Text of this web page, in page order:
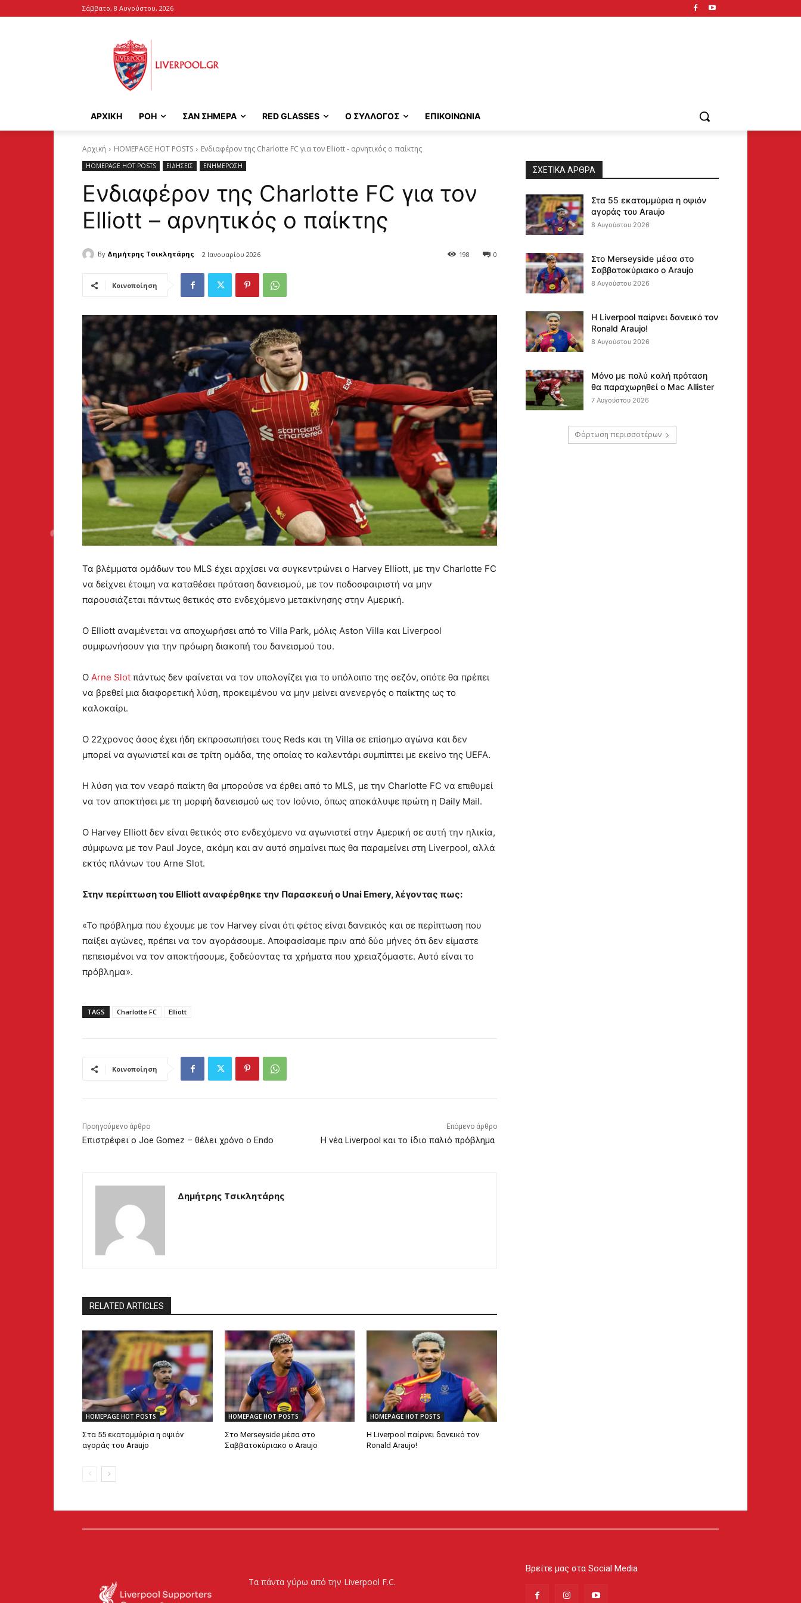
Σάββατο, 8 Αυγούστου, 2026
ΑΡΧΙΚΉ ΡΟΗ ΣΑΝ ΣΗΜΕΡΑ RED GLASSES Ο ΣΥΛΛΟΓΟΣ ΕΠΙΚΟΙΝΩΝΙΑ
Αρχική HOMEPAGE HOT POSTS Ενδιαφέρον της Charlotte FC για τον Elliott - αρνητικός ο παίκτης
HOMEPAGE HOT POSTS ΕΙΔΗΣΕΙΣ ΕΝΗΜΕΡΩΣΗ
Ενδιαφέρον της Charlotte FC για τον
Elliott – αρνητικός ο παίκτης
By Δημήτρης Τσικλητάρης 2 Ιανουαρίου 2026 0
198
Κοινοποίηση
Τα βλέμματα ομάδων του MLS έχει αρχίσει να συγκεντρώνει ο Harvey Elliott, με την Charlotte FC
να δείχνει έτοιμη να καταθέσει πρόταση δανεισμού, με τον ποδοσφαιριστή να μην
παρουσιάζεται πάντως θετικός στο ενδεχόμενο μετακίνησης στην Αμερική.
Ο Elliott αναμένεται να αποχωρήσει από το Villa Park, μόλις Aston Villa και Liverpool
συμφωνήσουν για την πρόωρη διακοπή του δανεισμού του.
Ο Arne Slot πάντως δεν φαίνεται να τον υπολογίζει για το υπόλοιπο της σεζόν, οπότε θα πρέπει
να βρεθεί μια διαφορετική λύση, προκειμένου να μην μείνει ανενεργός ο παίκτης ως το
καλοκαίρι.
Ο 22χρονος άσος έχει ήδη εκπροσωπήσει τους Reds και τη Villa σε επίσημο αγώνα και δεν
μπορεί να αγωνιστεί και σε τρίτη ομάδα, της οποίας το καλεντάρι συμπίπτει με εκείνο της UEFA.
Η λύση για τον νεαρό παίκτη θα μπορούσε να έρθει από το MLS, με την Charlotte FC να επιθυμεί
να τον αποκτήσει με τη μορφή δανεισμού ως τον Ιούνιο, όπως αποκάλυψε πρώτη η Daily Mail.
Ο Harvey Elliott δεν είναι θετικός στο ενδεχόμενο να αγωνιστεί στην Αμερική σε αυτή την ηλικία,
σύμφωνα με τον Paul Joyce, ακόμη και αν αυτό σημαίνει πως θα παραμείνει στη Liverpool, αλλά
εκτός πλάνων του Arne Slot.
Στην περίπτωση του Elliott αναφέρθηκε την Παρασκευή ο Unai Emery, λέγοντας πως:
«Το πρόβλημα που έχουμε με τον Harvey είναι ότι φέτος είναι δανεικός και σε περίπτωση που
παίξει αγώνες, πρέπει να τον αγοράσουμε. Αποφασίσαμε πριν από δύο μήνες ότι δεν είμαστε
πεπεισμένοι να τον αποκτήσουμε, ξοδεύοντας τα χρήματα που χρειαζόμαστε. Αυτό είναι το
πρόβλημα».
TAGS Charlotte FC Elliott
Κοινοποίηση
Προηγούμενο άρθρο
Επιστρέφει ο Joe Gomez – θέλει χρόνο ο Endo
Επόμενο άρθρο
Η νέα Liverpool και το ίδιο παλιό πρόβλημα
Δημήτρης Τσικλητάρης
RELATED ARTICLES
HOMEPAGE HOT POSTS
Στα 55 εκατομμύρια η οψιόν
αγοράς του Araujo
HOMEPAGE HOT POSTS
Στο Merseyside μέσα στο
Σαββατοκύριακο ο Araujo
HOMEPAGE HOT POSTS
Η Liverpool παίρνει δανεικό τον
Ronald Araujo!
ΣΧΕΤΙΚΆ ΆΡΘΡΑ
Στα 55 εκατομμύρια η οψιόν
αγοράς του Araujo
8 Αυγούστου 2026
Στο Merseyside μέσα στο
Σαββατοκύριακο ο Araujo
8 Αυγούστου 2026
Η Liverpool παίρνει δανεικό τον
Ronald Araujo!
8 Αυγούστου 2026
Μόνο με πολύ καλή πρόταση
θα παραχωρηθεί ο Mac Allister
7 Αυγούστου 2026
Φόρτωση περισσοτέρων
Τα πάντα γύρω από την Liverpool F.C.
Βρείτε μας στα Social Media